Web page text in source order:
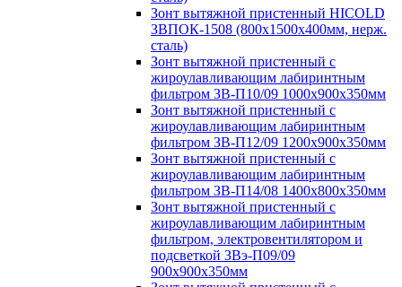
Зонт вытяжной пристенный HICOLD
ЗВПОК-1508 (800х1500х400мм, нерж.
сталь)
Зонт вытяжной пристенный с
жироулавливающим лабиринтным
фильтром ЗВ-П10/09 1000х900х350мм
Зонт вытяжной пристенный с
жироулавливающим лабиринтным
фильтром ЗВ-П12/09 1200х900х350мм
Зонт вытяжной пристенный с
жироулавливающим лабиринтным
фильтром ЗВ-П14/08 1400х800х350мм
Зонт вытяжной пристенный с
жироулавливающим лабиринтным
фильтром, электровентилятором и
подсветкой ЗВэ-П09/09
900х900х350мм